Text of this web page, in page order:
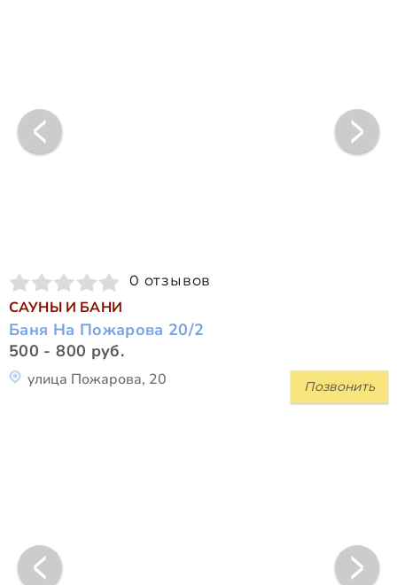
0 отзывов
САУНЫ И БАНИ
Баня На Пожарова 20/2
500 - 800 руб.
Позвонить
улица Пожарова, 20